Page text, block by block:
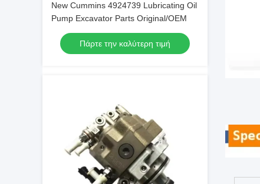
New Cummins 4924739 Lubricating Oil
Pump Excavator Parts Original/OEM
Πάρτε την καλύτερη τιμή